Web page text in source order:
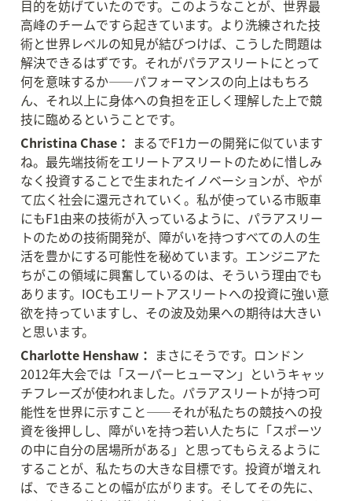
目的を妨げていたのです。このようなことが、世界最
高峰のチームですら起きています。より洗練された技
術と世界レベルの知見が結びつけば、こうした問題は
解決できるはずです。それがパラアスリートにとって
何を意味するか——パフォーマンスの向上はもちろ
ん、それ以上に身体への負担を正しく理解した上で競
技に臨めるということです。
Christina Chase： まるでF1カーの開発に似ています
ね。最先端技術をエリートアスリートのために惜しみ
なく投資することで生まれたイノベーションが、やが
て広く社会に還元されていく。私が使っている市販車
にもF1由来の技術が入っているように、パラアスリー
トのための技術開発が、障がいを持つすべての人の生
活を豊かにする可能性を秘めています。エンジニアた
ちがこの領域に興奮しているのは、そういう理由でも
あります。IOCもエリートアスリートへの投資に強い意
欲を持っていますし、その波及効果への期待は大きい
と思います。
Charlotte Henshaw： まさにそうです。ロンドン
2012年大会では「スーパーヒューマン」というキャッ
チフレーズが使われました。パラアスリートが持つ可
能性を世界に示すこと——それが私たちの競技への投
資を後押しし、障がいを持つ若い人たちに「スポーツ
の中に自分の居場所がある」と思ってもらえるように
することが、私たちの大きな目標です。投資が増えれ
ば、できることの幅が広がります。そしてその先に、